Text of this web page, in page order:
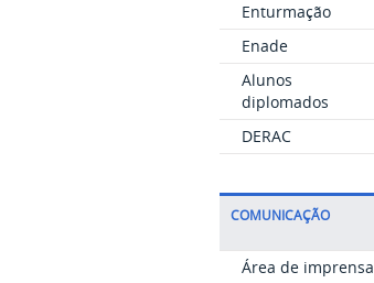
Enturmação
Enade
Alunos
diplomados
DERAC
COMUNICAÇÃO
Área de imprensa